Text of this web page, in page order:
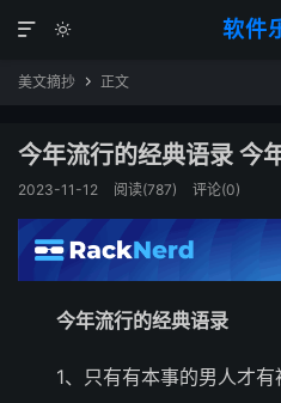
软件


美文摘抄  正文
今年流行的经典语录 今
2023-11-12 阅读(787) 评论(0)
今年流行的经典语录
1、只有有本事的男人才有